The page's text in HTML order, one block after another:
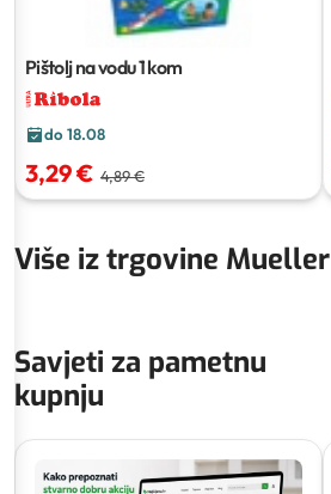
Pištolj na vodu1 kom
do 18.08
3,29 € 4,89 €
Više iz trgovine Mueller
Savjeti za pametnu
kupnju